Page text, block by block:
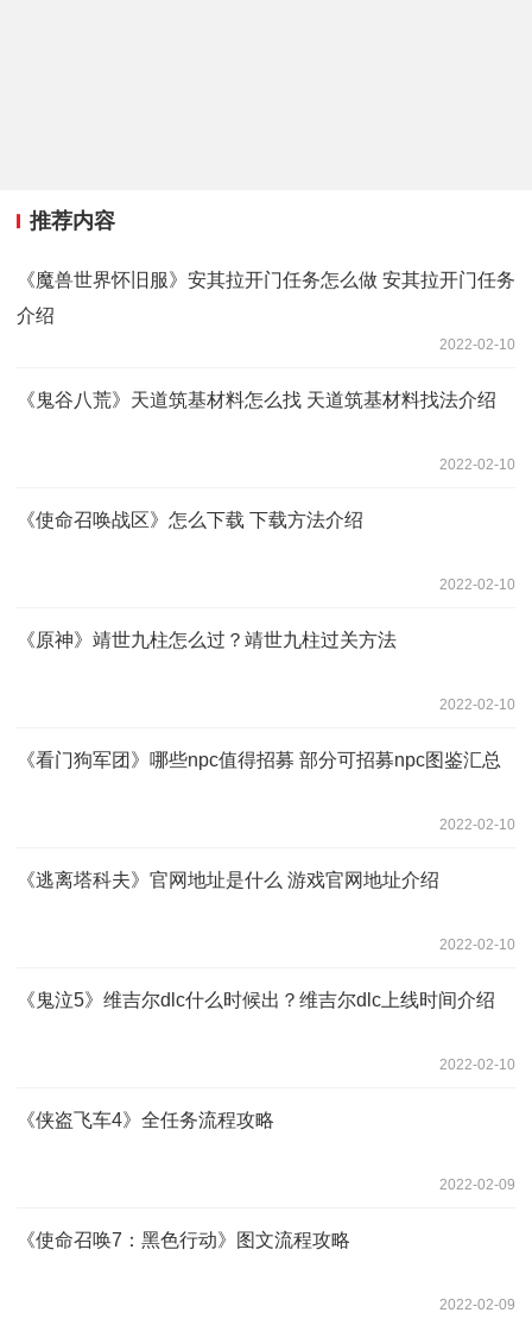
推荐内容
《魔兽世界怀旧服》安其拉开门任务怎么做 安其拉开门任务
介绍
2022-02-10
《鬼谷八荒》天道筑基材料怎么找 天道筑基材料找法介绍
2022-02-10
《使命召唤战区》怎么下载 下载方法介绍
2022-02-10
《原神》靖世九柱怎么过？靖世九柱过关方法
2022-02-10
《看门狗军团》哪些npc值得招募 部分可招募npc图鉴汇总
2022-02-10
《逃离塔科夫》官网地址是什么 游戏官网地址介绍
2022-02-10
《鬼泣5》维吉尔dlc什么时候出？维吉尔dlc上线时间介绍
2022-02-10
《侠盗飞车4》全任务流程攻略
2022-02-09
《使命召唤7：黑色行动》图文流程攻略
2022-02-09